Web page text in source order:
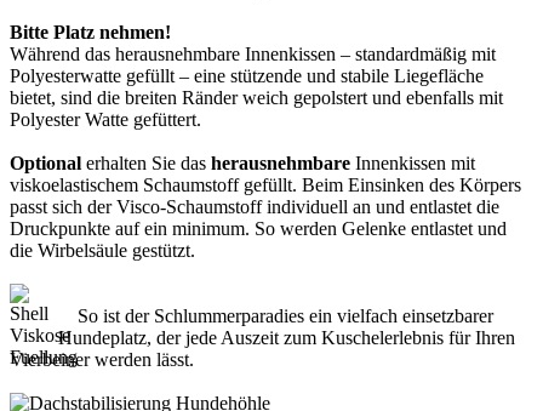
Bitte Platz nehmen!
Während das herausnehmbare Innenkissen – standardmäßig mit
Polyesterwatte gefüllt – eine stützende und stabile Liegefläche
bietet, sind die breiten Ränder weich gepolstert und ebenfalls mit
Polyester Watte gefüttert.
Optional erhalten Sie das herausnehmbare Innenkissen mit
viskoelastischem Schaumstoff gefüllt. Beim Einsinken des Körpers
passt sich der Visco-Schaumstoff individuell an und entlastet die
Druckpunkte auf ein minimum. So werden Gelenke entlastet und
die Wirbelsäule gestützt.
So ist der Schlummerparadies ein vielfach einsetzbarer
Hundeplatz, der jede Auszeit zum Kuschelerlebnis für Ihren
Vierbeiner werden lässt.